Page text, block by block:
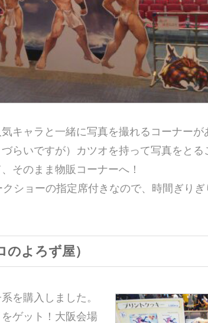
キャラと一緒に写真を撮れるコーナーが
らいですが）カツオを持って写真をとる
そのまま物販コーナーへ！
ショーの指定席付きなので、時間ぎり
よろず屋）
を購入しました。
ゲット！大阪会場